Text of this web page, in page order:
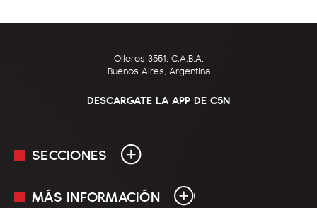
Olleros 3551, C.A.B.A.
Buenos Aires, Argentina
DESCARGATE LA APP DE C5N
SECCIONES
En Vivo
MÁS INFORMACIÓN